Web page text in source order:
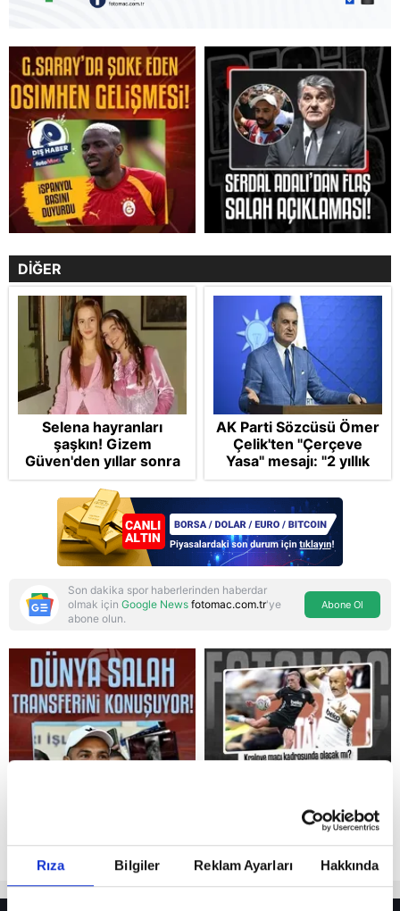
Rıza Bilgiler Reklam Ayarları Hakkında
Reddet
DİĞER
Selena hayranları
şaşkın! Gizem
Güven'den yıllar sonra
gelen Cansu Demirci
itirafı! "Konuşmuyoruz"
AK Parti Sözcüsü Ömer
Çelik'ten "Çerçeve
Yasa" mesajı: "2 yıllık
sürecin en önemli
aşamasındayız"
Son dakika spor haberlerinden haberdar
olmak için Google News fotomac.com.tr'ye
abone olun.
Abone Ol